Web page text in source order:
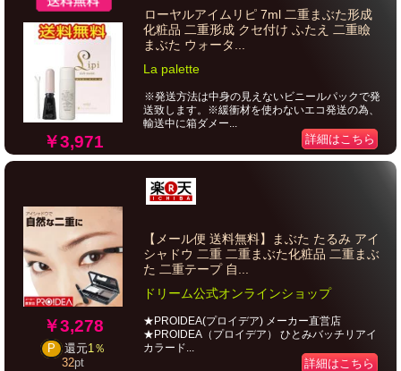
￥3,971
ローヤルアイムリピ 7ml 二重まぶた形成
化粧品 二重形成 クセ付け ふたえ 二重瞼
まぶた ウォータ...
La palette
※発送方法は中身の見えないビニールパックで発
送致します。※緩衝材を使わないエコ発送の為、
輸送中に箱ダメー...
詳細はこちら
￥3,278
P 還元1％
32pt
【メール便 送料無料】まぶた たるみ アイ
シャドウ 二重 二重まぶた化粧品 二重まぶ
た 二重テープ 自...
ドリーム公式オンラインショップ
★PROIDEA(プロイデア) メーカー直営店
★PROIDEA（プロイデア） ひとみバッチリアイ
カラード...
詳細はこちら